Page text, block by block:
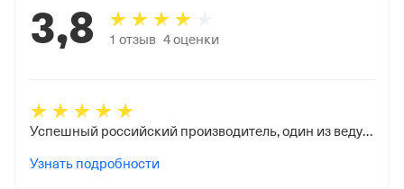
3,8 1 отзыв 4оценки
Успешный российский производитель, один из ведущих частных производителей кондитерских изделий
Узнать подробности